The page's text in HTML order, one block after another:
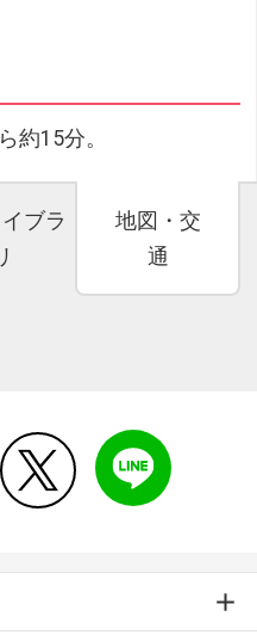
約15分。
ブラ
地図・交
通